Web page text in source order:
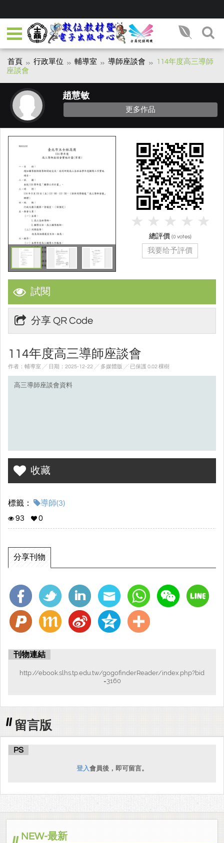
首頁 行政單位 輔導室 導師座談會
114年度高三導師
座談會
趙慧敏
更多作品
試閱
分享 QR Code
114年度高三導師座談會
作者：輔導室 ╱ 日期：2025-12-22 ╱ 多媒體版 ╱ 已保護 0.02 棵樹
高三導師座談會資料
收藏
標籤：
導師(3)
93
0
分享刊物
刊物連結
http://ebook.slhs.tp.edu.tw/gogofinderReader/index.php?bid
=3160
留言版
PS
登入會員後，即可留言。
總評價 (0 votes)
我要给予評價
NEW-最新